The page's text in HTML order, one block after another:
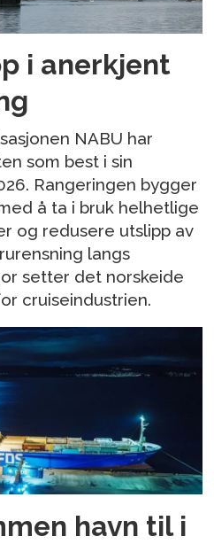
i anerkjent
NABU har
som best i sin
Rangeringen bygger
å ta i bruk helhetlige
og redusere utslipp av
langs
setter det norskeide
cruiseindustrien.
havn til i